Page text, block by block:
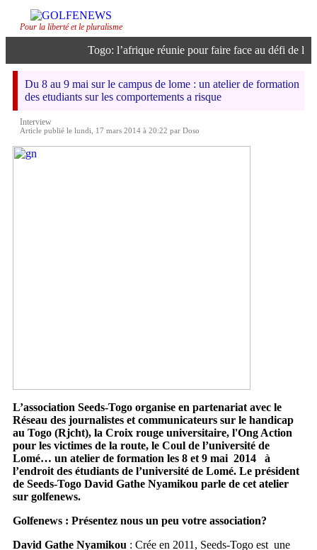
Pour la liberté et le pluralisme
Togo: l’afrique réunie pour faire face au défi de
Du 8 au 9 mai sur le campus de lome : un atelier de formation
des etudiants sur les comportements a risque
Interview
Article publié le lundi, 17 mars 2014 à 20:22 par Doso
L’association Seeds-Togo organise en partenariat avec le
Réseau des journalistes et communicateurs sur le handicap
au Togo (Rjcht), la Croix rouge universitaire, l'Ong Action
pour les victimes de la route, le Coul de l’université de
Lomé… un atelier de formation les 8 et 9 mai 2014 à
l’endroit des étudiants de l’université de Lomé. Le président
de Seeds-Togo David Gathe Nyamikou parle de cet atelier
sur golfenews.
Golfenews : Présentez nous un peu votre association?
David Gathe Nyamikou : Crée en 2011, Seeds-Togo est une